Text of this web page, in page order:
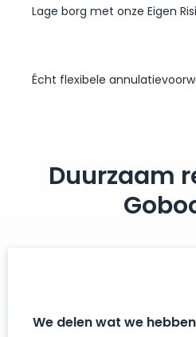
Lage borg met onze Eigen
Écht flexibele
Duurzaam
We delen wat we hebben